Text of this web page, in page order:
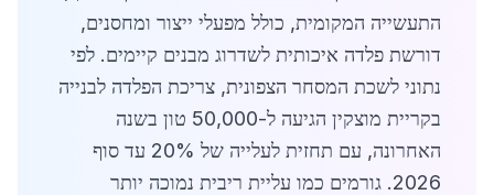
התעשייה המקומית, כולל מפעלי ייצור ומחסנים,
דורשת פלדה איכותית לשדרוג מבנים קיימים. לפי
נתוני לשכת המסחר הצפונית, צריכת הפלדה לבנייה
בקריית מוצקין הגיעה ל-50,000 טון בשנה
האחרונה, עם תחזית לעלייה של 20% עד סוף
2026. גורמים כמו עליית ריבית נמוכה יותר